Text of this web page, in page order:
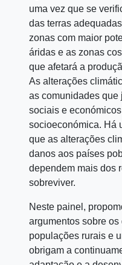
uma vez que se
das terras
zonas com maior
áridas e as zonas
que afetará a
As alterações
as comunidades que
sociais e
socioeconómica. Há
que as alterações
danos aos países
dependem mais dos
sobreviver.
Neste painel,
argumentos sobre
populações rurais e
obrigam a